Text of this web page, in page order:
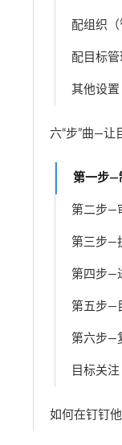
配组织（
配目标管
其他设置
六“步”曲—让
第一步—
第二步—
第三步—
第四步—
第五步—
第六步—
目标关注
如何在钉钉